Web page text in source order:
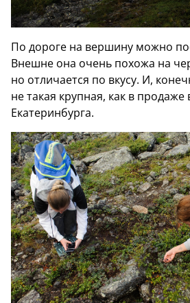
По дороге на вершину можно
Внешне она очень похожа на
но отличается по вкусу. И,
не такая крупная, как в продаже
Екатеринбурга.